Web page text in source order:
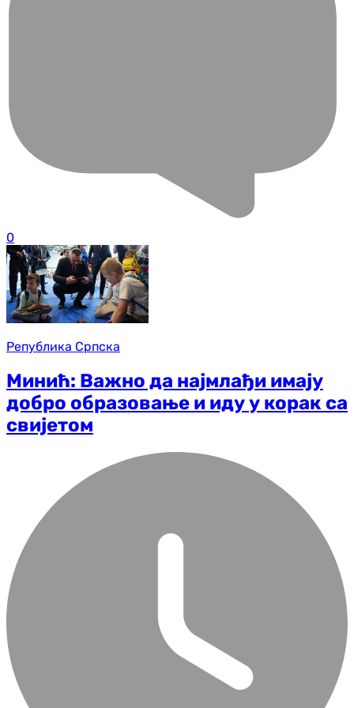
0
Република Српска
Минић: Важно да најмлађи имају
добро образовање и иду у корак са
свијетом